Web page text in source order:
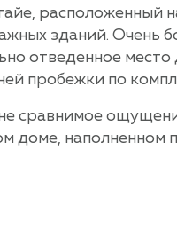
расположенный
зданий. Очень
отведенное место
пробежки по
сравнимое
доме, наполненном